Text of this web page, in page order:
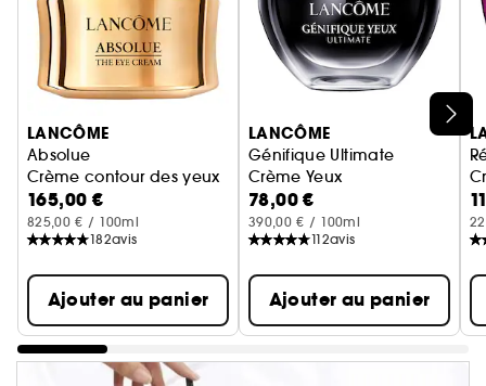
LANCÔME
Absolue
Crème contour des yeux
165,00 €
825,00 € / 100ml
182avis
Ajouter au panier
LANCÔME
Génifique Ultimate
Crème Yeux
78,00 €
390,00 € / 100ml
112avis
Ajouter au panier